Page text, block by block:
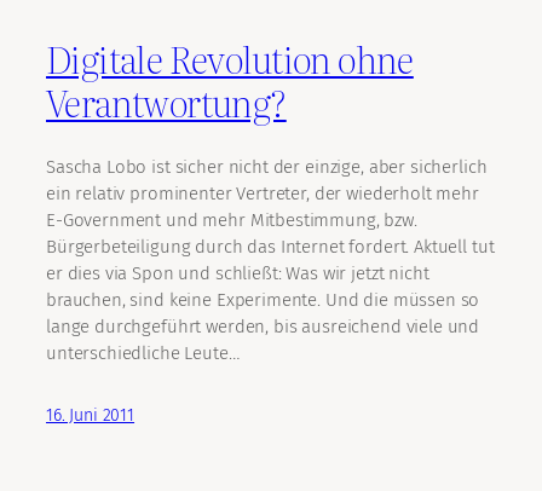
Digitale Revolution ohne
Verantwortung?
Sascha Lobo ist sicher nicht der einzige, aber sicherlich
ein relativ prominenter Vertreter, der wiederholt mehr
E-Government und mehr Mitbestimmung, bzw.
Bürgerbeteiligung durch das Internet fordert. Aktuell tut
er dies via Spon und schließt: Was wir jetzt nicht
brauchen, sind keine Experimente. Und die müssen so
lange durchgeführt werden, bis ausreichend viele und
unterschiedliche Leute…
16. Juni 2011